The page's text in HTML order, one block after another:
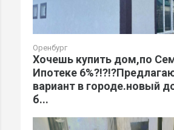
Оренбург
Хочешь купить дом,по
Ипотеке
вариант в городе.новый
б...